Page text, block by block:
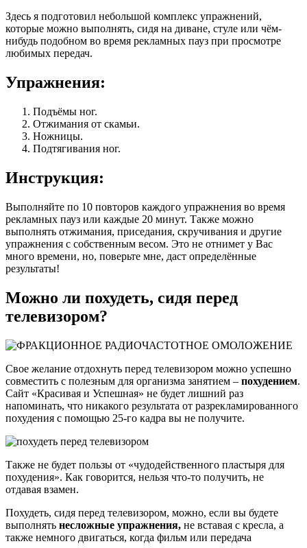
Здесь я подготовил небольшой комплекс упражнений,
которые можно выполнять, сидя на диване, стуле или чём-
нибудь подобном во время рекламных пауз при просмотре
любимых передач.
Упражнения:
Подъёмы ног.
Отжимания от скамьи.
Ножницы.
Подтягивания ног.
Инструкция:
Выполняйте по 10 повторов каждого упражнения во время
рекламных пауз или каждые 20 минут. Также можно
выполнять отжимания, приседания, скручивания и другие
упражнения с собственным весом. Это не отнимет у Вас
много времени, но, поверьте мне, даст определённые
результаты!
Можно ли похудеть, сидя перед
телевизором?
Свое желание отдохнуть перед телевизором можно успешно
совместить с полезным для организма занятием – похудением.
Сайт «Красивая и Успешная» не будет лишний раз
напоминать, что никакого результата от разрекламированного
похудения с помощью 25-го кадра вы не получите.
Также не будет пользы от «чудодейственного пластыря для
похудения». Как говорится, нельзя что-то получить, не
отдавая взамен.
Похудеть, сидя перед телевизором, можно, если вы будете
выполнять несложные упражнения, не вставая с кресла, а
также немного двигаться, когда фильм или передача